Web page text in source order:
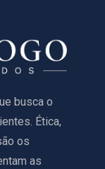
busca o
Ética,
os
as